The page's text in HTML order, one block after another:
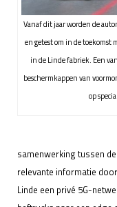
Vanaf dit jaar worden de
en getest om in de toekomst
in de Linde fabriek. Een
beschermkappen van
op
samenwerking tussen
relevante informatie
Linde een privé 5G-